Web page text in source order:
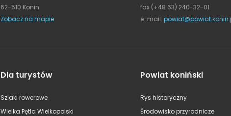
62-510 Konin
Zobacz na mapie
fax (+48 63) 240-32-01
e-mail:
Dla turystów
Szlaki rowerowe
Wielka Pętla Wielkopolski
Powiat koniński
Rys historyczny
Środowisko przyrodnicze